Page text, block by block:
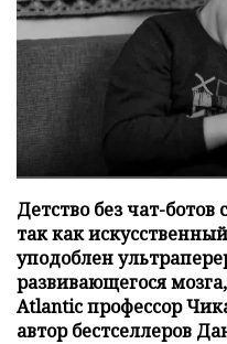
Детство без чат-ботов
так как
уподоблен
развивающегося
Atlantic профессор
автор бестселлеров